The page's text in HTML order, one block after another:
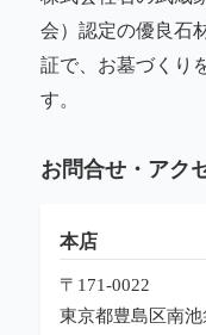
会）認定の優良石
証で、お墓づくり
す。
お問合せ・アク
本店
〒171-0022
東京都豊島区南池